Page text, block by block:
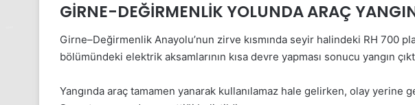
GİRNE-DEĞİRMENLİK YOLUNDA ARAÇ
Girne–Değirmenlik Anayolu’nun zirve kısmında seyir halindeki RH 700
bölümündeki elektrik aksamlarının kısa devre yapması sonucu yangın
Yangında araç tamamen yanarak kullanılamaz hale gelirken, olay yerine
1
28